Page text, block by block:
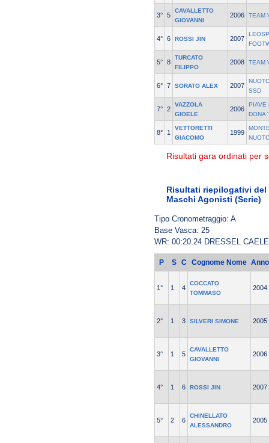
3° 5
CAVALLETTO
GIOVANNI
2006 TEAM
4° 6 ROSSI JIN 2007
5° 8
TURCATO
FILIPPO
2008 TEAM
6° 7 SORATO ALEX 2007
SSD
7° 2
VAZZOLA
GIOELE
2006
PIAVE
DONA '
8° 1
VETTORETTI
GIACOMO
1999
Risultati gara ordinati per
Risultati riepilogativi
Maschi Agonisti (Serie)
Tipo Cronometraggio: A
Base Vasca: 25
WR: 00:20.24 DRESSEL
P S C Cognome Nome Anno
1° 1 4
COCCATO
TOMMASO
2004
2° 1 3 SILVERI SIMONE 2005
3° 1 5
CAVALLETTO
GIOVANNI
2006
4° 1 6 ROSSI JIN 2007
5° 2 6
CHINELLATO
ALESSANDRO
2005